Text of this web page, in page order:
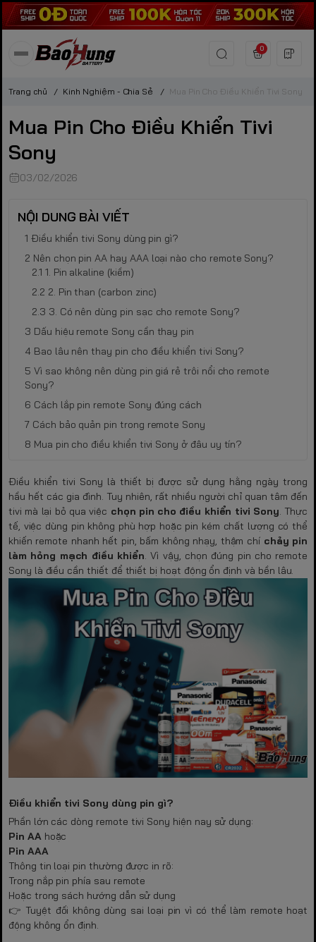
0
Trang chủ / Kinh Nghiệm - Chia Sẻ / Mua Pin Cho Điều Khiển Tivi Sony
Mua Pin Cho Điều Khiển Tivi
Sony
03/02/2026
NỘI DUNG BÀI VIẾT
Điều khiển tivi Sony dùng pin gì?
Nên chọn pin AA hay AAA loại nào cho remote Sony?
1. Pin alkaline (kiềm)
2. Pin than (carbon zinc)
3. Có nên dùng pin sạc cho remote Sony?
Dấu hiệu remote Sony cần thay pin
Bao lâu nên thay pin cho điều khiển tivi Sony?
Vì sao không nên dùng pin giá rẻ trôi nổi cho remote
Sony?
Cách lắp pin remote Sony đúng cách
Cách bảo quản pin trong remote Sony
Mua pin cho điều khiển tivi Sony ở đâu uy tín?
Điều khiển tivi Sony là thiết bị được sử dụng hằng ngày trong
hầu hết các gia đình. Tuy nhiên, rất nhiều người chỉ quan tâm đến
tivi mà lại bỏ qua việc chọn pin cho điều khiển tivi Sony. Thực
tế, việc dùng pin không phù hợp hoặc pin kém chất lượng có thể
khiến remote nhanh hết pin, bấm không nhạy, thậm chí chảy pin
làm hỏng mạch điều khiển. Vì vậy, chọn đúng pin cho remote
Sony là điều cần thiết để thiết bị hoạt động ổn định và bền lâu.
Điều khiển tivi Sony dùng pin gì?
Phần lớn các dòng remote tivi Sony hiện nay sử dụng:
Pin AAhoặc
Pin AAA
Thông tin loại pin thường được in rõ:
Trong nắp pin phía sau remote
Hoặc trong sách hướng dẫn sử dụng
👉 Tuyệt đối không dùng sai loại pin vì có thể làm remote hoạt
động không ổn định.